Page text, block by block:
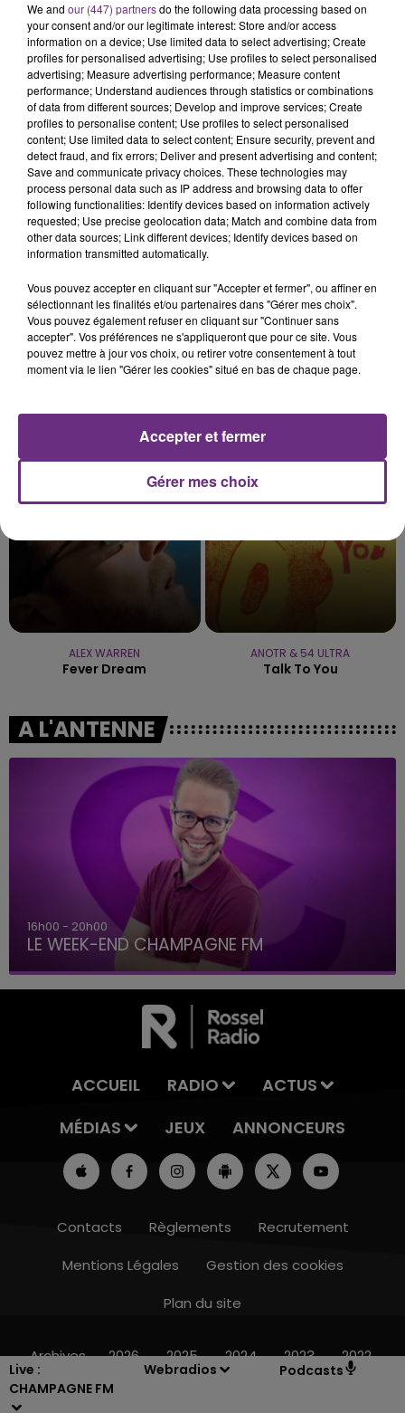
Live :
CHAMPAGNE FM
Webradios Podcasts
7h00 - 12h00
7 août 2026
LA CENTRALE NUCLÉAIRE DE CHOOZ
TOUJOURS À L'ARRÊT
Cela fait déjà une semaine que la centrale
nucléaire ardennaise est à l'arrêt. Une situation
justifiée par la sécheresse intense qui est toujours
présente.
7 août 2026
LE MAGASIN JOUÉCLUB DE REIMS FERME
SES PORTES
C'était l'une des institutions du centre-ville
rémois. Le magasin JouéClub est contraint de
TITRES DIFFUSÉS
ALEX WARREN
Fever Dream
ANOTR & 54 ULTRA
Talk To You
A L'ANTENNE
16h00 - 20h00
LE WEEK-END CHAMPAGNE FM
ACCUEIL RADIO
ACTUS
MÉDIAS
JEUX ANNONCEURS
Contacts Règlements
Recrutement
Mentions Légales
Gestion des cookies
Plan du site
Archives 2026 2025 2024 2023 2022
We and our (447) partnersdo the following data processing based on
your consent and/or our legitimate interest: Store and/or access
information on a device; Use limited data to select advertising; Create
profiles for personalised advertising; Use profiles to select personalised
advertising; Measure advertising performance; Measure content
performance; Understand audiences through statistics or combinations
of data from different sources; Develop and improve services; Create
profiles to personalise content; Use profiles to select personalised
content; Use limited data to select content; Ensure security, prevent and
detect fraud, and fix errors; Deliver and present advertising and content;
Save and communicate privacy choices. These technologies may
process personal data such as IP address and browsing data to offer
following functionalities: Identify devices based on information actively
requested; Use precise geolocation data; Match and combine data from
other data sources; Link different devices; Identify devices based on
information transmitted automatically.
Vous pouvez accepter en cliquant sur "Accepter et fermer", ou affiner en
sélectionnant les finalités et/ou partenaires dans "Gérer mes choix".
Vous pouvez également refuser en cliquant sur "Continuer sans
accepter". Vos préférences ne s'appliqueront que pour ce site. Vous
pouvez mettre à jour vos choix, ou retirer votre consentement à tout
moment via le lien "Gérer les cookies" situé en bas de chaque page.
Gérer mes choix
Accepter et fermer